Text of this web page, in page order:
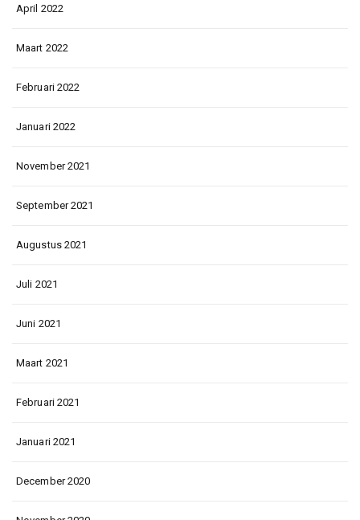
April 2022
Maart 2022
Februari 2022
Januari 2022
November 2021
September 2021
Augustus 2021
Juli 2021
Juni 2021
Maart 2021
Februari 2021
Januari 2021
December 2020